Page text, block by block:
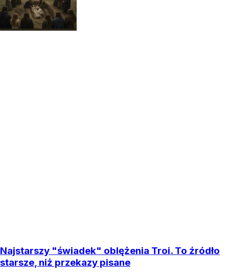
Najstarszy "świadek" oblężenia Troi. To źródło
starsze, niż przekazy pisane